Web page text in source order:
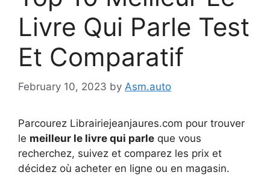
Livre Qui Parle Test
Et Comparatif
February 10, 2023 by Asm.auto
Parcourez Librairiejeanjaures.com pour trouver
le meilleur le livre qui parle que vous
recherchez, suivez et comparez les prix et
décidez où acheter en ligne ou en magasin.